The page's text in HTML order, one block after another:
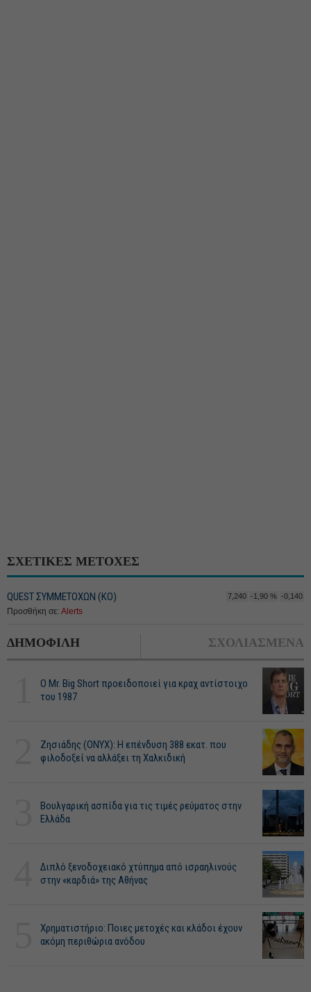
ΣΧΕΤΙΚΕΣ ΜΕΤΟΧΕΣ
QUEST ΣΥΜΜΕΤΟΧΩΝ (ΚΟ) 7,240 -1,90 % -0,140
Προσθήκη σε: Alerts
ΔΗΜΟΦΙΛΗ ΣΧΟΛΙΑΣΜΕΝΑ
O Mr. Big Short προειδοποιεί για κραχ αντίστοιχο
του 1987
Ζησιάδης (ONYX): Η επένδυση 388 εκατ. που
φιλοδοξεί να αλλάξει τη Χαλκιδική
Βουλγαρική ασπίδα για τις τιμές ρεύματος στην
Ελλάδα
Διπλό ξενοδοχειακό χτύπημα από ισραηλινούς
στην «καρδιά» της Αθήνας
Χρηματιστήριο: Ποιες μετοχές και κλάδοι έχουν
ακόμη περιθώρια ανόδου